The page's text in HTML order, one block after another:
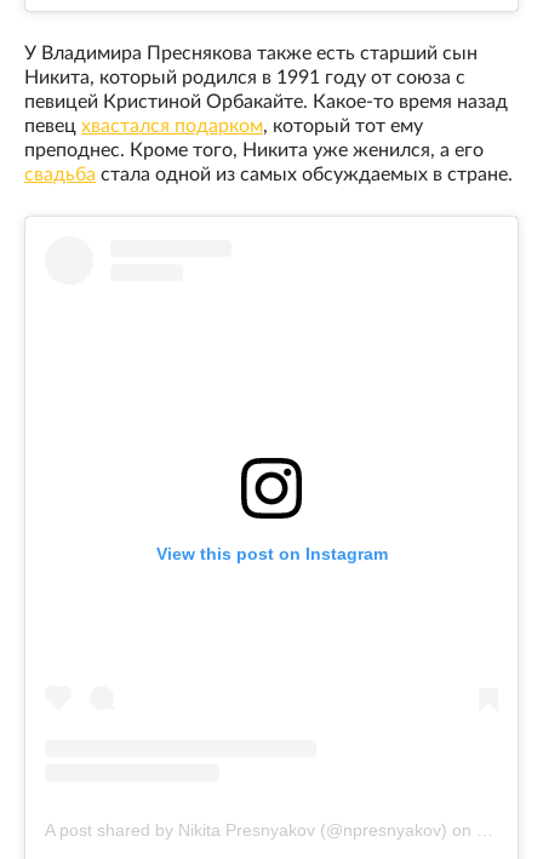
У Владимира Преснякова также есть старший сын
Никита, который родился в 1991 году от союза с
певицей Кристиной Орбакайте. Какое-то время назад
певец хвастался подарком, который тот ему
преподнес. Кроме того, Никита уже женился, а его
свадьба стала одной из самых обсуждаемых в стране.
View this post on Instagram
A post shared by Nikita Presnyakov (@npresnyakov) on